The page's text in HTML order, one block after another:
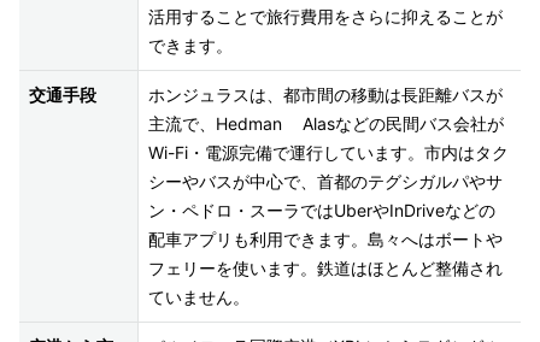
活用することで旅行費用をさらに抑えることが
できます。
交通手段
ホンジュラスは、都市間の移動は長距離バスが
主流で、Hedman Alasなどの民間バス会社が
Wi-Fi・電源完備で運行しています。市内はタク
シーやバスが中心で、首都のテグシガルパやサ
ン・ペドロ・スーラではUberやInDriveなどの
配車アプリも利用できます。島々へはボートや
フェリーを使います。鉄道はほとんど整備され
ていません。